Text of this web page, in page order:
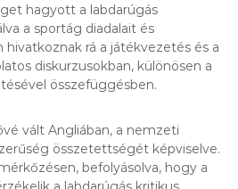
hagyott a labdarúgás
a sportág diadalait és
hivatkoznak rá a játékvezetés és a
diskurzusokban, különösen a
összefüggésben.
vált Angliában, a nemzeti
összetettségét képviselve.
befolyásolva, hogy a